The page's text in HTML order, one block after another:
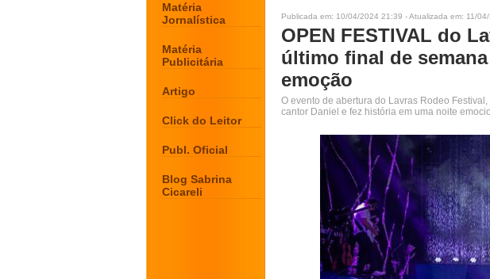
Matéria
Jornalística
Matéria
Publicitária
Artigo
Click do Leitor
Publ. Oficial
Blog Sabrina
Cicareli
Publicada em: 10/04/2024 21:39 - Atualizada em: 11/
OPEN FESTIVAL do
último final de
emoção
O evento de abertura do Lavras Rodeo
cantor Daniel e fez história em uma noite